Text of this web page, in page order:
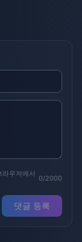
우저에서
0/2000
댓글 등록